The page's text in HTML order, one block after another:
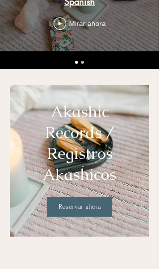
Mirar ahora
Akashic
Records /
Registros
Akashicos
Reservar ahora